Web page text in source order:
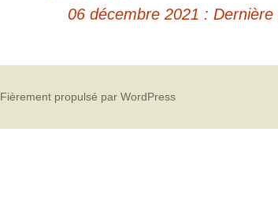
06 décembre 2021 :
Fièrement propulsé par WordPress